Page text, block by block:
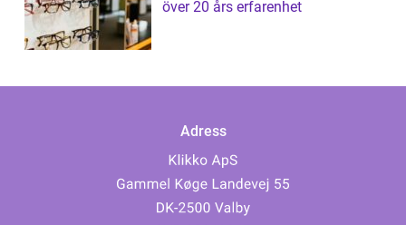
över 20 års erfarenhet
Adress